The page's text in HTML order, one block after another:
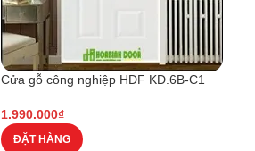
Cửa gỗ công nghiệp HDF KD.6B-C1
1.990.000₫
ĐẶT HÀNG